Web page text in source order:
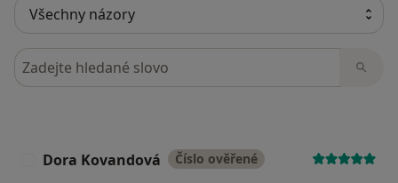
Hledejte v názorech
Dora Kovandová Číslo ověřené